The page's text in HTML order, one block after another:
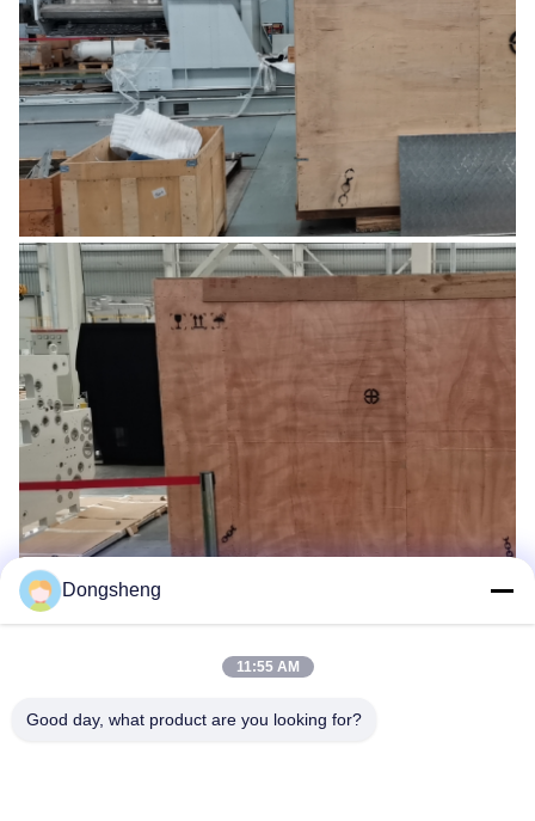
Dongsheng
11:55 AM
Good day, what product are you looking for?